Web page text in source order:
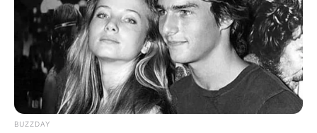
Ακολουθήστε το evianews.com στοGoogle
News
ΤΑ ΠΙΟ ΔΗΜΟΦΙΛΗ
BUZZDAY